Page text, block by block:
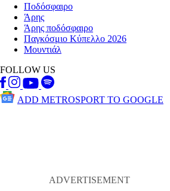
Ποδόσφαιρο
Άρης
Άρης ποδόσφαιρο
Παγκόσμιο Κύπελλο 2026
Μουντιάλ
FOLLOW US
ADD METROSPORT TO GOOGLE